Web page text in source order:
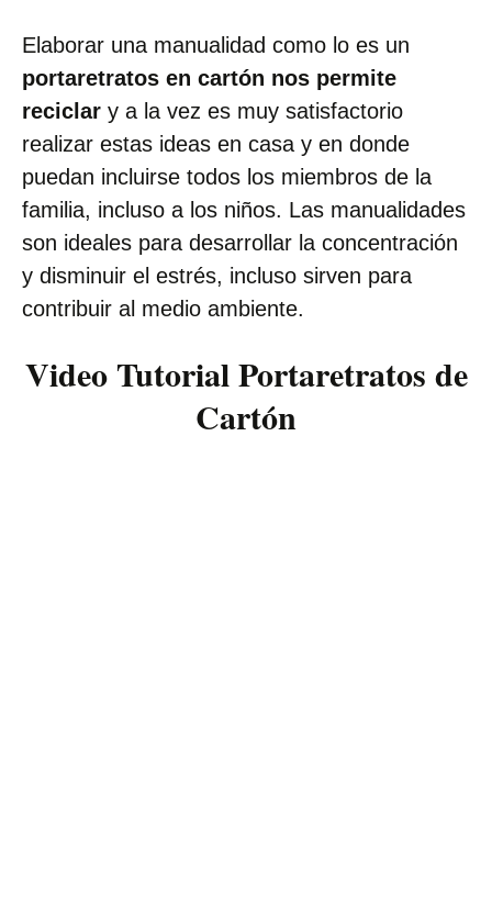
Elaborar una manualidad como lo es un
portaretratos en cartón nos permite
reciclar y a la vez es muy satisfactorio
realizar estas ideas en casa y en donde
puedan incluirse todos los miembros de la
familia, incluso a los niños. Las manualidades
son ideales para desarrollar la concentración
y disminuir el estrés, incluso sirven para
contribuir al medio ambiente.
Video Tutorial Portaretratos de
Cartón